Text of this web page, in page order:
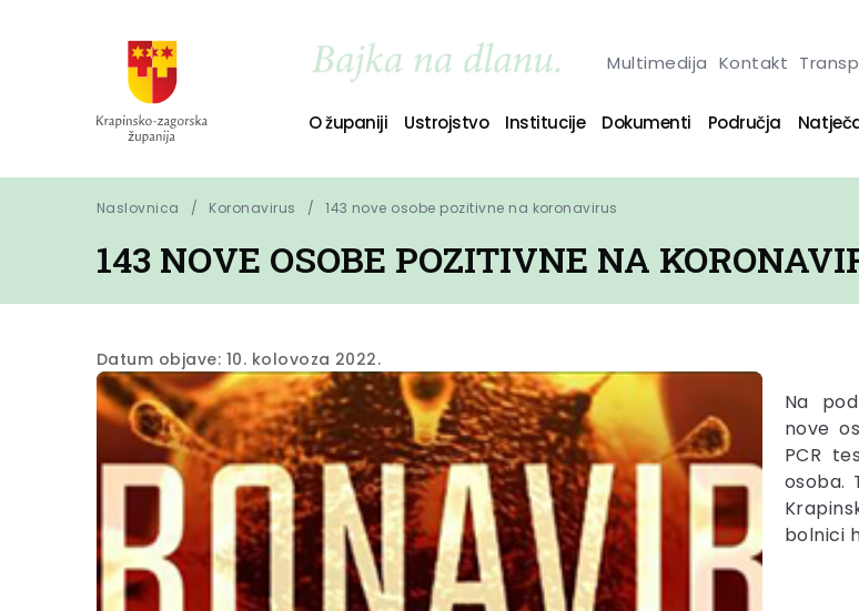
Multimedija Kontakt
O županiji Ustrojstvo Institucije Dokumenti Područja
Naslovnica Koronavirus 143 nove osobe pozitivne na koronavirus
143 NOVE OSOBE POZITIVNE NA
Datum objave: 10. kolovoza 2022.
Na
nove
PCR
osoba.
bolnici